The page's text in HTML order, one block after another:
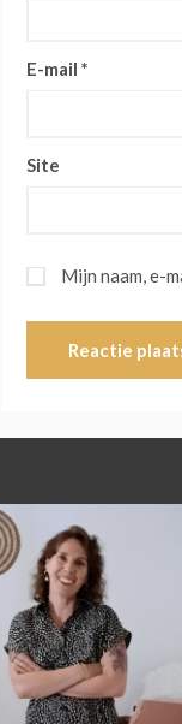
E-mail *
Site
Mijn naam, e-